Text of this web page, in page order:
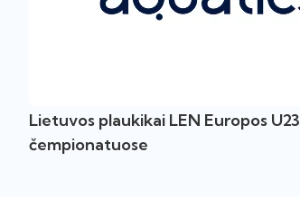
Lietuvos plaukikai LEN Europos U23
čempionatuose